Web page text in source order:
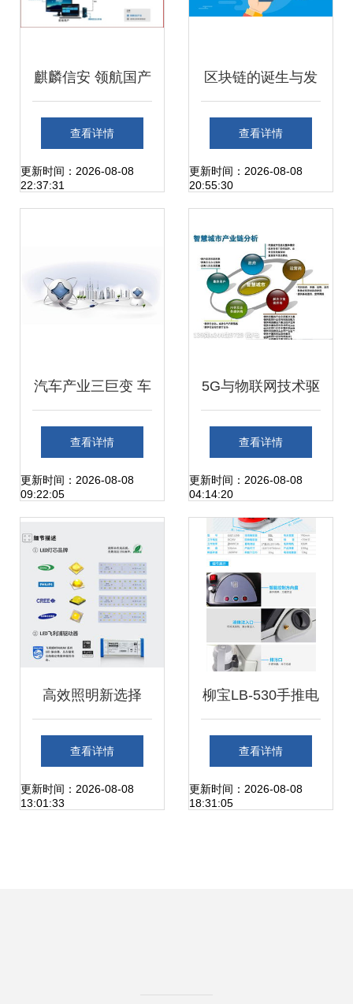
麒麟信安 领航国产
操作系统，驱动信
创与AI异构算力新
查看详情
更新时间：2026-08-08
22:37:31
区块链的诞生与发
展历程 从技术概念
到网络服务新范式
查看详情
更新时间：2026-08-08
20:55:30
汽车产业三巨变 车
联网浪潮下的机遇
与挑战
查看详情
更新时间：2026-08-08
09:22:05
5G与物联网技术驱
动下的智慧校园解
决方案 以广州开发
实践为例
查看详情
更新时间：2026-08-08
04:14:20
高效照明新选择
LED工矿灯模块化
系列促销，IP68防
查看详情
更新时间：2026-08-08
13:01:33
柳宝LB-530手推电
瓶式洗地机 酒店、
工厂、超市商用清
查看详情
更新时间：2026-08-08
18:31:05